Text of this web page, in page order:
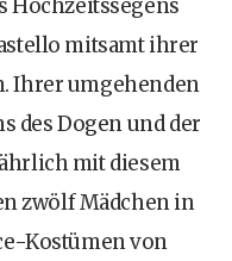
Hochzeitssegens
mitsamt ihrer
Ihrer umgehenden
des Dogen und der
mit diesem
zwölf Mädchen in
Kostümen von